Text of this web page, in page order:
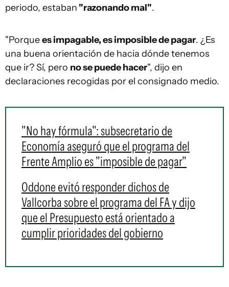
periodo, estaban "razonando mal".
"Porquees impagable, es imposible de pagar. ¿Es
una buena orientación de hacia dónde tenemos
que ir? Sí, pero no se puede hacer", dijo en
declaraciones recogidas por el consignado medio.
"No hay fórmula": subsecretario de
Economía aseguró que el programa del
Frente Amplio es "imposible de pagar"
Oddone evitó responder dichos de
Vallcorba sobre el programa del FA y dijo
que el Presupuesto está orientado a
cumplir prioridades del gobierno